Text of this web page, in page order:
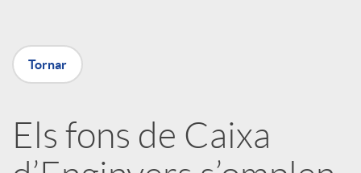
X
r
Tornar
Els fons de Caixa